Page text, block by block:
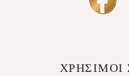
ΧΡΗΣΙΜΟΙ